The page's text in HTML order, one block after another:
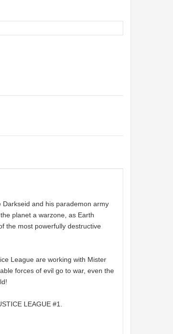
and his parademon army
planet a warzone, as Earth
the most powerfully destructive
League are working with Mister
forces of evil go to war, even the
LEAGUE #1.